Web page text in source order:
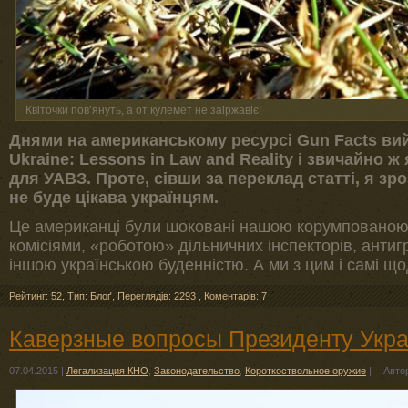
Квіточки пов’януть, а от кулемет не заіржавіє!
Днями на американському ресурсі Gun Facts
Ukraine: Lessons in Law and Reality і звичайно ж
для УАВЗ. Проте, сівши за переклад статті, я
не буде цікава українцям.
Це американці були шоковані нашою
комісіями, «роботою» дільничних інспекторів,
іншою українською буденністю. А ми з цим і самі
Рейтинг: 52 Тип: Блоґ Переглядів: 2293 Коментарів: 7
Каверзные вопросы Президенту
07.04.2015 | Легализация КНО Законодательство Короткоствольное оружие |